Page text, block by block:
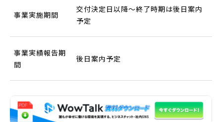
事業実施期間
交付決定日以降～終了時期は後日案内
予定
事業実績報告期
間
後日案内予定